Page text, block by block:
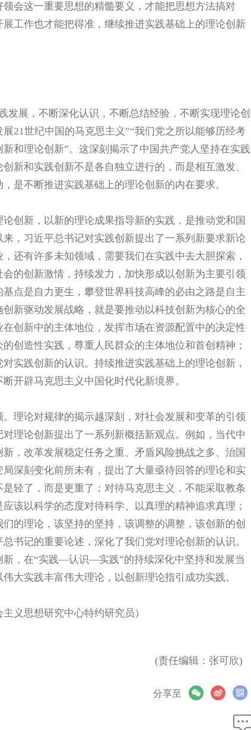
会这一重要思想的精髓要义，才能把思想方法搞对
工作也才能把得准，继续推进实践基础上的理论创新
展，不断深化认识，不断总结经验，不断实现理论创
21世纪中国的马克思主义”“我们党之所以能够历经考
和理论创新”。这深刻揭示了中国共产党人坚持在实践
新和实践创新不是各自独立进行的，而是相互激发、
是不断推进实践基础上的理论创新的内在要求。
新，以新的理论成果指导新的实践，是推动党和国
，习近平总书记对实践创新提出了一系列新要求新论
还有许多未知领域，需要我们在实践中去大胆探索，
的创新激情，持续发力，加快形成以创新为主要引领
点是自力更生，攀登世界科技高峰的必由之路是自主
新驱动发展战略，就是要推动以科技创新为核心的全
创新中的主体地位，发挥市场在资源配置中的决定性
创造性实践，尊重人民群众的主体地位和首创精神；
实践创新的认识。持续推进实践基础上的理论创新，
开辟马克思主义中国化时代化新境界。
论对规律的揭示越深刻，对社会发展和变革的引领
理论创新提出了一系列新概括新观点。例如，当代中
，改革发展稳定任务之重、矛盾风险挑战之多、治国
深刻变化前所未有，提出了大量亟待回答的理论和实
轻了，而是更重了；对待马克思主义，不能采取教条
该以科学的态度对待科学、以真理的精神追求真理；
的理论，该坚持的坚持，该调整的调整，该创新的创
书记的重要论述，深化了我们党对理论创新的认识。
，在“实践—认识—实践”的持续深化中坚持和发展当
大实践丰富伟大理论，以创新理论指引成功实践。
思想研究中心特约研究员）
(责任编辑：张可欣)
分享至